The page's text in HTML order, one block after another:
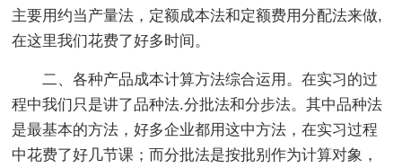
主要用约当产量法，定额成本法和定额费用分配法来做,
在这里我们花费了好多时间。
二、各种产品成本计算方法综合运用。在实习的过
程中我们只是讲了品种法.分批法和分步法。其中品种法
是最基本的方法，好多企业都用这中方法，在实习过程
中花费了好几节课；而分批法是按批别作为计算对象，